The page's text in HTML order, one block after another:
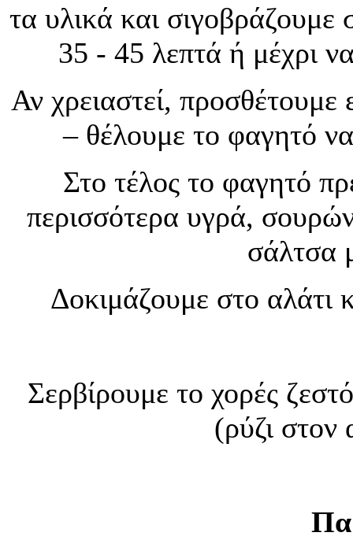
τα υλικά και
35 - 45 λεπτά ή μέχρι
Αν χρειαστεί, προσθέτουμε
– θέλουμε το φαγητό
Στο τέλος το φαγητό
περισσότερα υγρά,
σάλτσα
Δοκιμάζουμε στο αλάτι
Σερβίρουμε το χορές
(ρύζι